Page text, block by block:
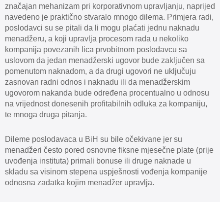
značajan mehanizam pri korporativnom upravljanju, naprijed
navedeno je praktično stvaralo mnogo dilema. Primjera radi,
poslodavci su se pitali da li mogu plaćati jednu naknadu
menadžeru, a koji upravlja procesom rada u nekoliko
kompanija povezanih lica prvobitnom poslodavcu sa
uslovom da jedan menadžerski ugovor bude zaključen sa
pomenutom naknadom, a da drugi ugovori ne uključuju
zasnovan radni odnos i naknadu ili da menadžerskim
ugovorom nakanda bude određena procentualno u odnosu
na vrijednost donesenih profitabilnih odluka za kompaniju,
te mnoga druga pitanja.
Dileme poslodavaca u BiH su bile očekivane jer su
menadžeri često pored osnovne fiksne mjesečne plate (prije
uvođenja instituta) primali bonuse ili druge naknade u
skladu sa visinom stepena uspješnosti vođenja kompanije
odnosna zadatka kojim menadžer upravlja.